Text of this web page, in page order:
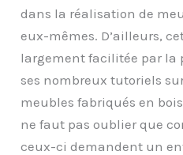
dans la réalisation de
eux-mêmes. D’ailleurs,
largement facilitée par la
ses nombreux tutoriels
meubles fabriqués en
ne faut pas oublier que
ceux-ci demandent un